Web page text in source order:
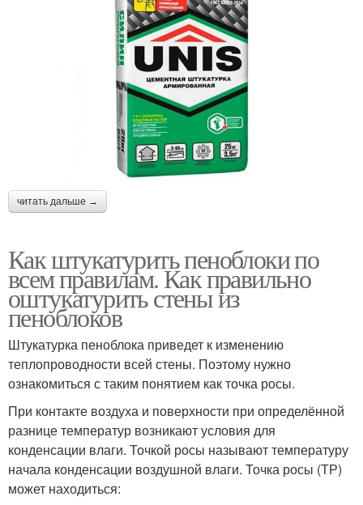
читать дальше →
Как штукатурить пеноблоки по
всем правилам. Как правильно
оштукатурить стены из
пеноблоков
Штукатурка пеноблока приведет к изменению
теплопроводности всей стены. Поэтому нужно
ознакомиться с таким понятием как точка росы.
При контакте воздуха и поверхности при определённой
разнице температур возникают условия для
конденсации влаги. Точкой росы называют температуру
начала конденсации воздушной влаги. Точка росы (ТР)
может находиться: